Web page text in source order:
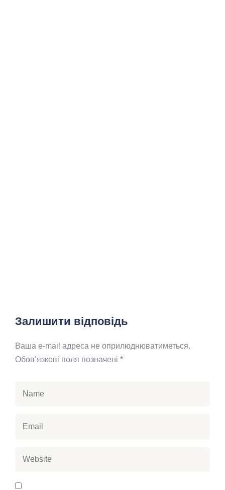
Залишити відповідь
Ваша e-mail адреса не оприлюднюватиметься.
Обов’язкові поля позначені *